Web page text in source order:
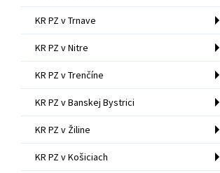
KR PZ v Trnave
KR PZ v Nitre
KR PZ v Trenčíne
KR PZ v Banskej Bystrici
KR PZ v Žiline
KR PZ v Košiciach